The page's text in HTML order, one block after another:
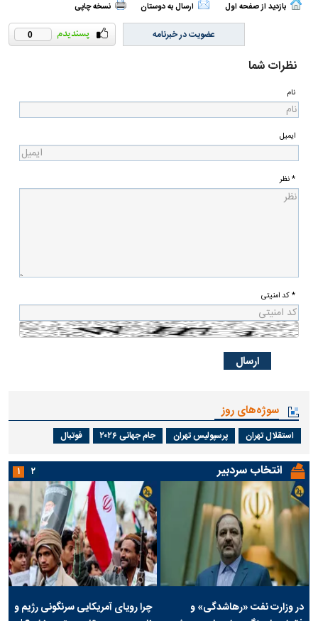
بازدید از صفحه اول ارسال به دوستان نسخه چاپی
0 عضویت در خبرنامه
نظرات شما
نام
ایمیل
* نظر
* کد امنیتی
سوژه‌های روز
استقلال تهران پرسپولیس تهران جام جهانی ۲۰۲۶ فوتبال
انتخاب سردبیر
در وزارت نفت «رهاشدگی» و
چرا رویای آمریکایی سرنگونی رژیم و
۱ ۲